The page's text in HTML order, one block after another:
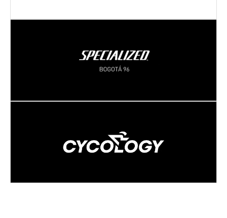
Dirección:Calle 96 # 10 - 72 Local 103
BOGOTÁ- BOGOTÁ D.C.
Dirección:Cra. 9 #79-02
BOGOTÁ- BOGOTÁ D.C.